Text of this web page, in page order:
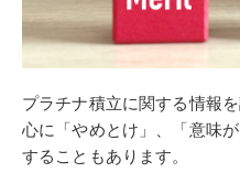
プラチナ積立に関する情報
心に「やめとけ」、「意味
することもあります。